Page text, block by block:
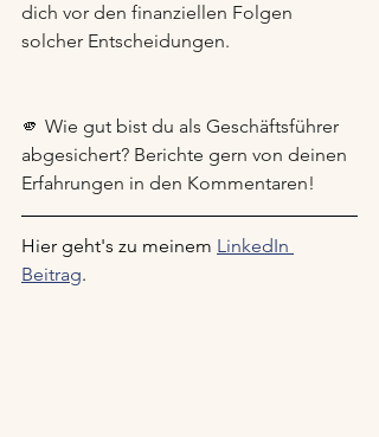
dich vor den finanziellen Folgen
solcher Entscheidungen.
🫵 Wie gut bist du als Geschäftsführer
abgesichert? Berichte gern von deinen
Erfahrungen in den Kommentaren!
Hier geht's zu meinem LinkedIn
Beitrag.